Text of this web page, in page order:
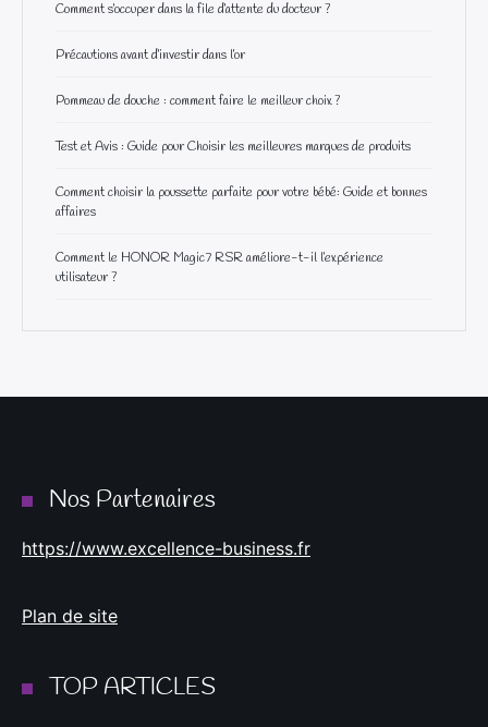
Comment s’occuper dans la file d’attente du docteur ?
Précautions avant d’investir dans l’or
Pommeau de douche : comment faire le meilleur choix ?
Test et Avis : Guide pour Choisir les meilleures marques de produits
Comment choisir la poussette parfaite pour votre bébé: Guide et bonnes
affaires
Comment le HONOR Magic7 RSR améliore-t-il l’expérience
utilisateur ?
Nos Partenaires
https://www.excellence-business.fr
Plan de site
TOP ARTICLES